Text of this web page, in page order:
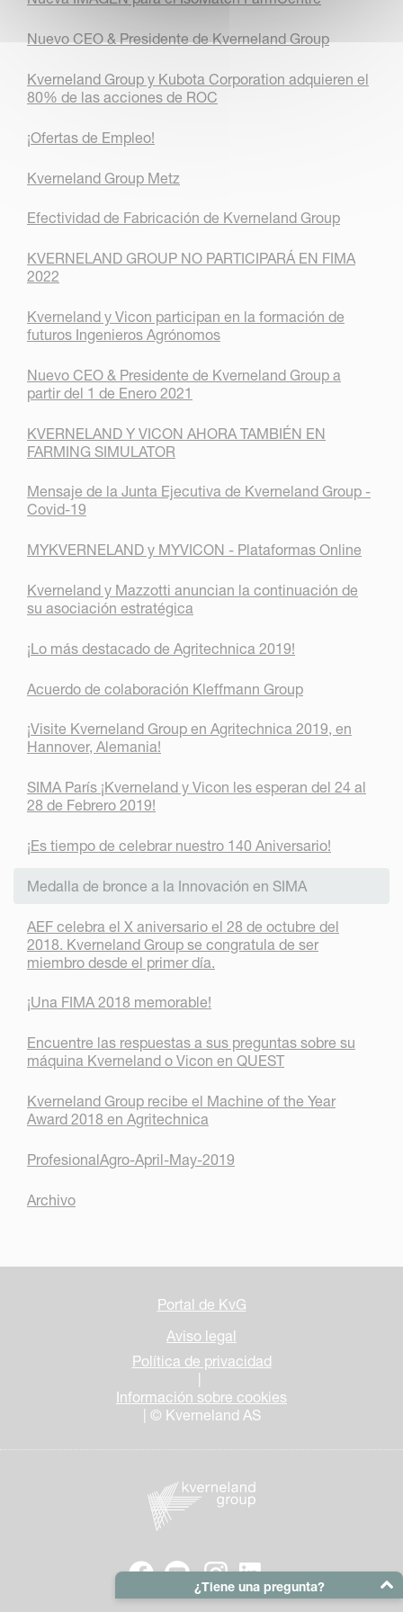
Nuevo CEO & Presidente de Kverneland Group
Kverneland Group y Kubota Corporation adquieren el
80% de las acciones de ROC
¡Ofertas de Empleo!
Kverneland Group Metz
Efectividad de Fabricación de Kverneland Group
KVERNELAND GROUP NO PARTICIPARÁ EN FIMA
2022
Kverneland y Vicon participan en la formación de
futuros Ingenieros Agrónomos
Nuevo CEO & Presidente de Kverneland Group a
partir del 1 de Enero 2021
KVERNELAND Y VICON AHORA TAMBIÉN EN
FARMING SIMULATOR
Mensaje de la Junta Ejecutiva de Kverneland Group -
Covid-19
MYKVERNELAND y MYVICON - Plataformas Online
Kverneland y Mazzotti anuncian la continuación de
su asociación estratégica
¡Lo más destacado de Agritechnica 2019!
Acuerdo de colaboración Kleffmann Group
¡Visite Kverneland Group en Agritechnica 2019, en
Hannover, Alemania!
SIMA París ¡Kverneland y Vicon les esperan del 24 al
28 de Febrero 2019!
¡Es tiempo de celebrar nuestro 140 Aniversario!
Medalla de bronce a la Innovación en SIMA
AEF celebra el X aniversario el 28 de octubre del
2018. Kverneland Group se congratula de ser
miembro desde el primer día.
¡Una FIMA 2018 memorable!
Encuentre las respuestas a sus preguntas sobre su
máquina Kverneland o Vicon en QUEST
Kverneland Group recibe el Machine of the Year
Award 2018 en Agritechnica
ProfesionalAgro-April-May-2019
Archivo
Portal de KvG
Aviso legal
Política de privacidad
Información sobre cookies
| © Kverneland AS
¿Tiene una pregunta?